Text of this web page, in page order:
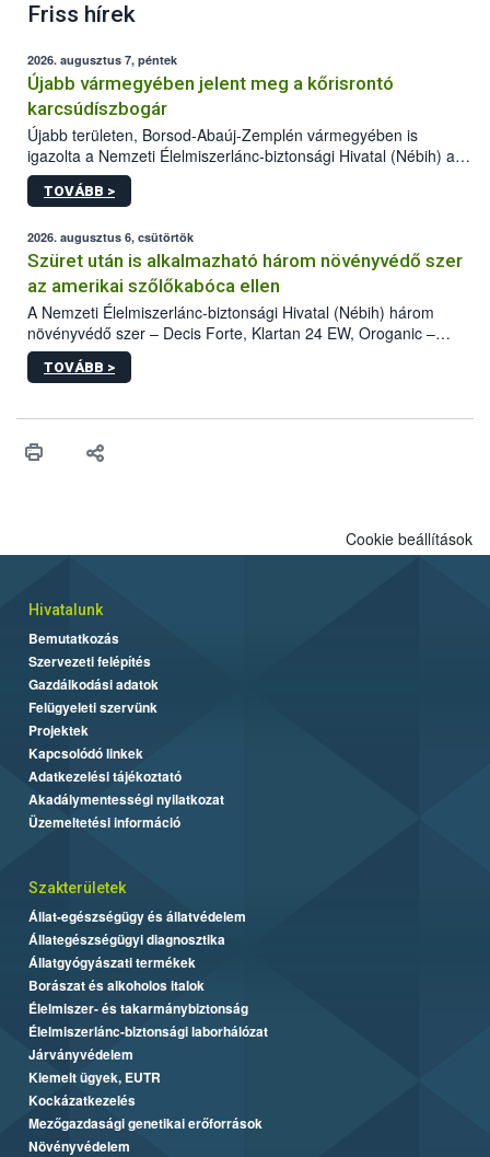
Friss hírek
2026. augusztus 7, péntek
Újabb vármegyében jelent meg a kőrisrontó
karcsúdíszbogár
Újabb területen, Borsod-Abaúj-Zemplén vármegyében is
igazolta a Nemzeti Élelmiszerlánc-biztonsági Hivatal (Nébih) a
kőrisrontó karcsúdíszbogár (Agrilus planipennis) jelenlétét. A
kártevőt nem csak színcsapdában találták meg, de már fertőzött
az intenzív felderítést, emellett az intézkedéseket a szlovák
hatósággal is összehangolják a terjedés megállítása érdekében.
TOVÁBB >
2026. augusztus 6, csütörtök
Szüret után is alkalmazható három növényvédő szer
az amerikai szőlőkabóca ellen
A Nemzeti Élelmiszerlánc-biztonsági Hivatal (Nébih) három
növényvédő szer – Decis Forte, Klartan 24 EW, Oroganic –
engedélyokiratát módosította, így azok a szüretet követően,
egészen a vesszőérettség (BBCH 91) stádiumáig
érésű szőlőkben is legyen lehetőség a károsító elleni további
felhasználók számára is elérhető és ökológiai termesztésben is
TOVÁBB >
Cookie beállítások
Hivatalunk
Bemutatkozás
Szervezeti felépítés
Gazdálkodási adatok
Felügyeleti szervünk
Projektek
Kapcsolódó linkek
Adatkezelési tájékoztató
Akadálymentességi nyilatkozat
Üzemeltetési információ
Szakterületek
Állat-egészségügy és állatvédelem
Állategészségügyi diagnosztika
Állatgyógyászati termékek
Borászat és alkoholos italok
Élelmiszer- és takarmánybiztonság
Élelmiszerlánc-biztonsági laborhálózat
Járványvédelem
Kiemelt ügyek, EUTR
Kockázatkezelés
Mezőgazdasági genetikai erőforrások
Növényvédelem